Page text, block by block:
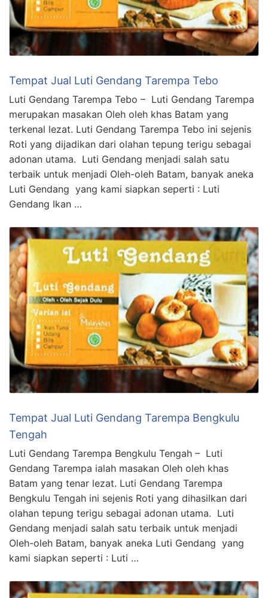
Tempat Jual Luti Gendang Tarempa Tebo
Luti Gendang Tarempa Tebo – Luti Gendang Tarempa
merupakan masakan Oleh oleh khas Batam yang
terkenal lezat. Luti Gendang Tarempa Tebo ini sejenis
Roti yang dijadikan dari olahan tepung terigu sebagai
adonan utama. Luti Gendang menjadi salah satu
terbaik untuk menjadi Oleh-oleh Batam, banyak aneka
Luti Gendang yang kami siapkan seperti : Luti
Gendang Ikan …
Tempat Jual Luti Gendang Tarempa Bengkulu
Tengah
Luti Gendang Tarempa Bengkulu Tengah – Luti
Gendang Tarempa ialah masakan Oleh oleh khas
Batam yang tenar lezat. Luti Gendang Tarempa
Bengkulu Tengah ini sejenis Roti yang dihasilkan dari
olahan tepung terigu sebagai adonan utama. Luti
Gendang menjadi salah satu terbaik untuk menjadi
Oleh-oleh Batam, banyak aneka Luti Gendang yang
kami siapkan seperti : Luti …